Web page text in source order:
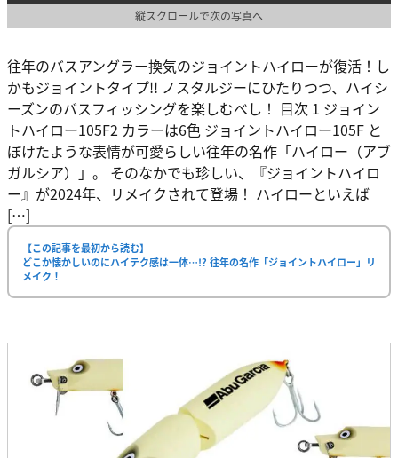
縦スクロールで次の写真へ
往年のバスアングラー換気のジョイントハイローが復活！し
かもジョイントタイプ!! ノスタルジーにひたりつつ、ハイシ
ーズンのバスフィッシングを楽しむべし！ 目次 1 ジョイン
トハイロー105F2 カラーは6色 ジョイントハイロー105F と
ぼけたような表情が可愛らしい往年の名作「ハイロー（アブ
ガルシア）」。 そのなかでも珍しい、『ジョイントハイロ
ー』が2024年、リメイクされて登場！ ハイローといえば
[…]
【この記事を最初から読む】
どこか懐かしいのにハイテク感は一体…!? 往年の名作「ジョイントハイロー」リ
メイク！